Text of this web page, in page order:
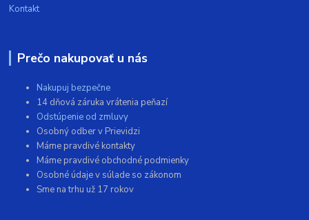
Kontakt
Prečo nakupovať u nás
Nakupuj bezpečne
14 dňová záruka vrátenia peňazí
Odstúpenie od zmluvy
Osobný odber v Prievidzi
Máme pravdivé kontakty
Máme pravdivé obchodné podmienky
Osobné údaje v súlade so zákonom
Sme na trhu už 17 rokov